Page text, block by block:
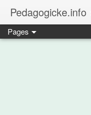
Pedagogicke.info
Pages